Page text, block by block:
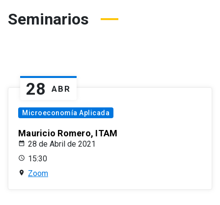
Seminarios
28 ABR
Microeconomía Aplicada
Mauricio Romero, ITAM
28 de Abril de 2021
15:30
Zoom